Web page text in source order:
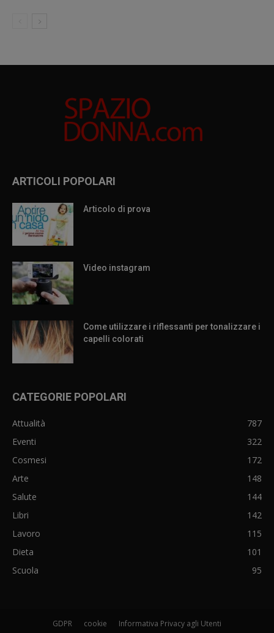
ARTICOLI POPOLARI
Articolo di prova
Video instagram
Come utilizzare i riflessanti per tonalizzare i
capelli colorati
CATEGORIE POPOLARI
Attualità
787
Eventi
322
Cosmesi
172
Arte
148
Salute
144
Libri
142
Lavoro
115
Dieta
101
Scuola
95
GDPR cookie Informativa Privacy agli Utenti